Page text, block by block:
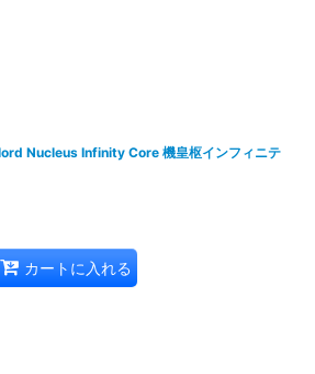
Nucleus Infinity Core 機皇枢インフィニテ
カートに入れる